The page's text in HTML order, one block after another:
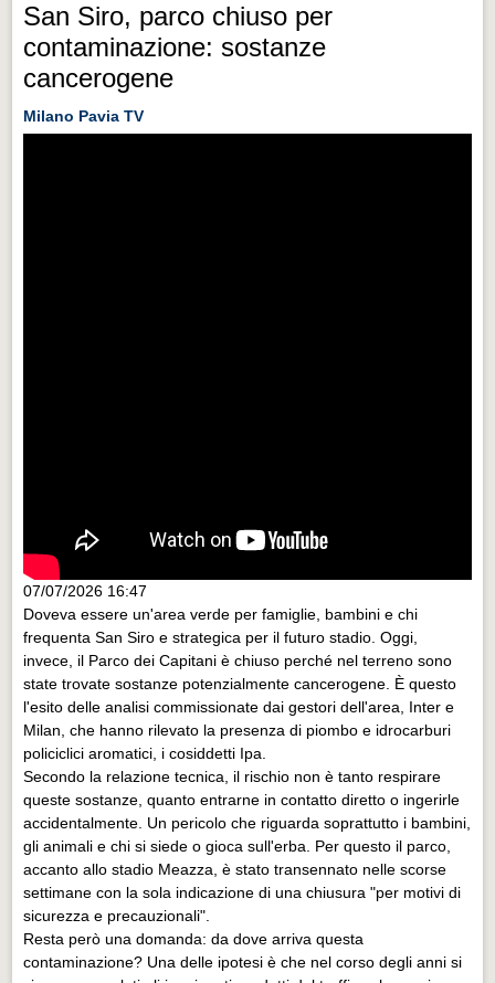
San Siro, parco chiuso per
contaminazione: sostanze
cancerogene
Milano Pavia TV
07/07/2026 16:47
Doveva essere un'area verde per famiglie, bambini e chi
frequenta San Siro e strategica per il futuro stadio. Oggi,
invece, il Parco dei Capitani è chiuso perché nel terreno sono
state trovate sostanze potenzialmente cancerogene. È questo
l'esito delle analisi commissionate dai gestori dell'area, Inter e
Milan, che hanno rilevato la presenza di piombo e idrocarburi
policiclici aromatici, i cosiddetti Ipa.
Secondo la relazione tecnica, il rischio non è tanto respirare
queste sostanze, quanto entrarne in contatto diretto o ingerirle
accidentalmente. Un pericolo che riguarda soprattutto i bambini,
gli animali e chi si siede o gioca sull'erba. Per questo il parco,
accanto allo stadio Meazza, è stato transennato nelle scorse
settimane con la sola indicazione di una chiusura "per motivi di
sicurezza e precauzionali".
Resta però una domanda: da dove arriva questa
contaminazione? Una delle ipotesi è che nel corso degli anni si